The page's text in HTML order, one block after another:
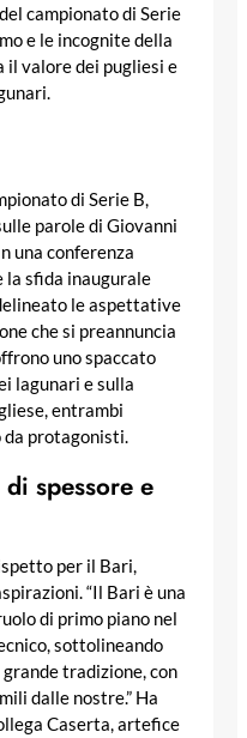
campionato di Serie
e le incognite della
il valore dei pugliesi e
di Serie B,
parole di Giovanni
una conferenza
sfida inaugurale
le aspettative
che si preannuncia
uno spaccato
lagunari e sulla
entrambi
da protagonisti.
spessore e
per il Bari,
“Il Bari è una
di primo piano nel
sottolineando
grande tradizione, con
dalle nostre.” Ha
Caserta, artefice